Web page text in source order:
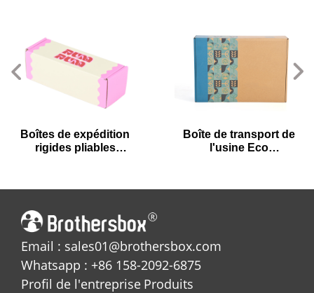
Boîtes de expédition
rigides pliables
Boîte de transport de
l'usine Eco
Email : sales01@brothersbox.com
Whatsapp : +86 158-2092-6875
Profil de l'entreprise Produits